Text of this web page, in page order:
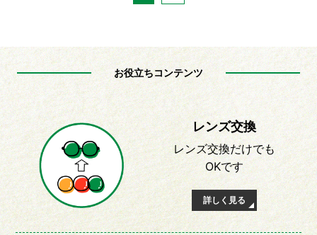
お役立ちコンテンツ
レンズ交換
レンズ交換だけでも
OKです
詳しく見る